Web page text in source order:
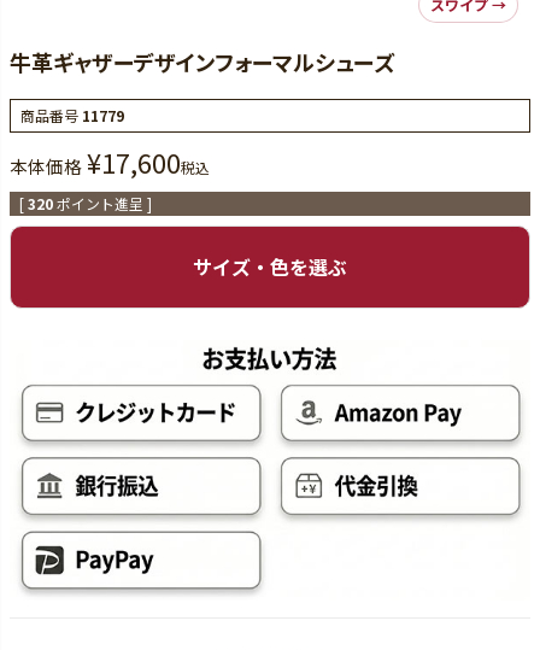
牛革ギャザーデザインフォーマルシューズ
商品番号 11779
本体価格¥17,600税込
[320ポイント進呈 ]
サイズ・色を選ぶ